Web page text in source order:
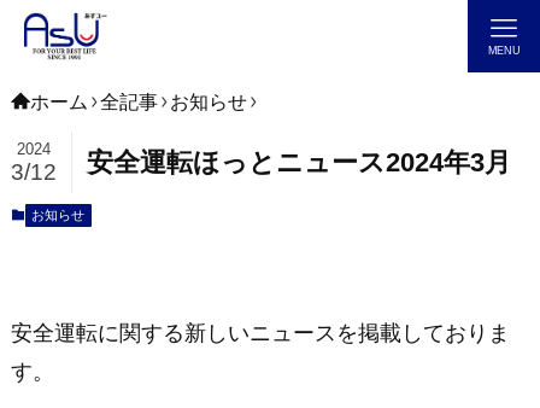
MENU
ホーム 全記事 お知らせ
安全運転ほっとニュース2024年3月
2024
3/12
お知らせ
安全運転に関する新しいニュースを掲載しておりま
す。